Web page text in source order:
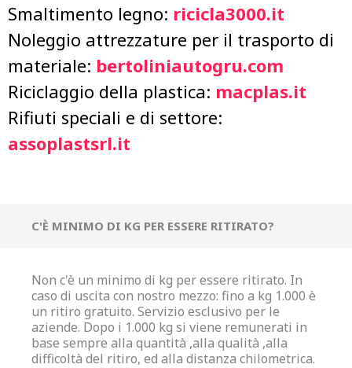
Smaltimento legno: ricicla3000.it
Noleggio attrezzature per il trasporto di
materiale: bertoliniautogru.com
Riciclaggio della plastica: macplas.it
Rifiuti speciali e di settore:
assoplastsrl.it
C'È MINIMO DI KG PER ESSERE RITIRATO?
Non c'è un minimo di kg per essere ritirato. In
caso di uscita con nostro mezzo: fino a kg 1.000 è
un ritiro gratuito. Servizio esclusivo per le
aziende. Dopo i 1.000 kg si viene remunerati in
base sempre alla quantità ,alla qualità ,alla
difficoltà del ritiro, ed alla distanza chilometrica.